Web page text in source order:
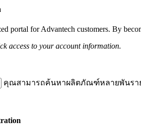
portal for Advantech customers. By
access to your account information.
คุณสามารถค้นหาผลิตภัณฑ์หลายพันรา